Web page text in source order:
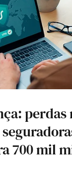
perdas
700 mil